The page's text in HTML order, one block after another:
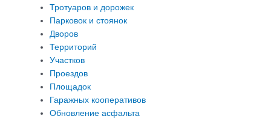
Тротуаров и дорожек
Парковок и стоянок
Дворов
Территорий
Участков
Проездов
Площадок
Гаражных кооперативов
Обновление асфальта